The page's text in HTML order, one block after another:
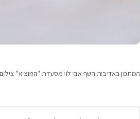
המתכון באדיבות השף אבי לוי מסעדת "המוציא"